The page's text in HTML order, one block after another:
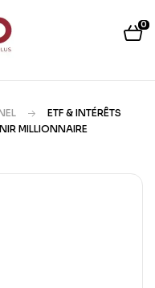
0
ETF & INTÉRÊTS
MILLIONNAIRE